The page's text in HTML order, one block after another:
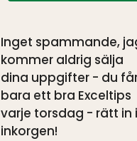
Inget spammande,
kommer aldrig sälja
dina uppgifter - du
bara ett bra Exceltips
varje torsdag - rätt in i
inkorgen!